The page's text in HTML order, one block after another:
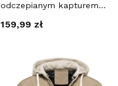
odczepianym kapturem
Cena
159,99 zł